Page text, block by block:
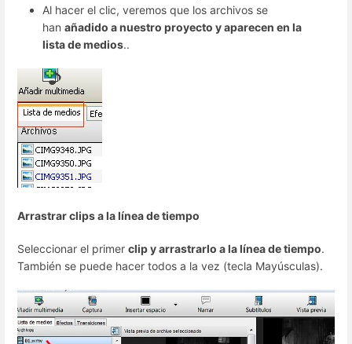
Al hacer el clic, veremos que los archivos se
han añadido a nuestro proyecto y aparecen en la
lista de medios..
Arrastrar clips a la línea de tiempo
Seleccionar el primer clip y arrastrarlo a la línea de tiempo.
También se puede hacer todos a la vez (tecla Mayúsculas).